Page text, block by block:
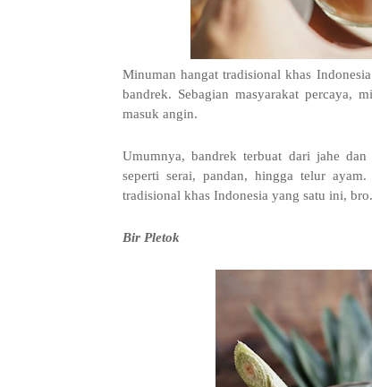
Minuman hangat tradisional khas
bandrek. Sebagian masyarakat percaya,
masuk angin.
Umumnya, bandrek terbuat dari jahe
seperti serai, pandan, hingga telur
tradisional khas Indonesia yang satu ini, bro.
Bir Pletok